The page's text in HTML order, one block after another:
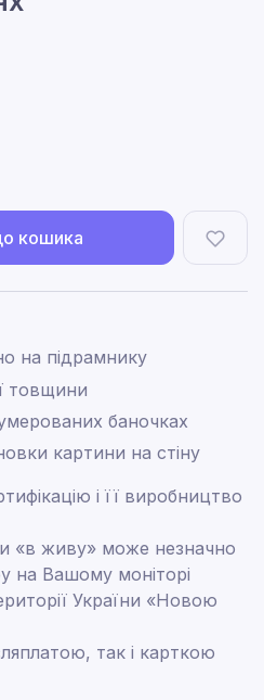
кошика
на підрамнику
товщини
баночках
картини на стіну
і її виробництво
«в живу» може незначно
на Вашому моніторі
України «Новою
так і карткою